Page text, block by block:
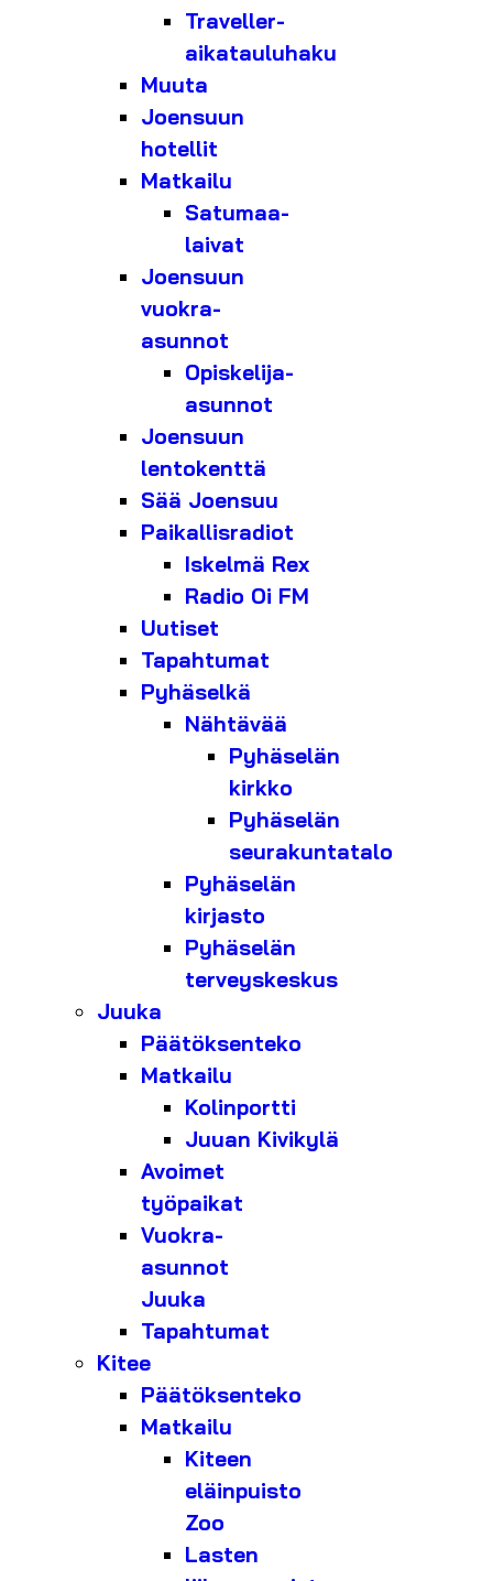
Traveller-
aikatauluhaku
Muuta
Joensuun
hotellit
Matkailu
Satumaa-
laivat
Joensuun
vuokra-
asunnot
Opiskelija-
asunnot
Joensuun
lentokenttä
Sää Joensuu
Paikallisradiot
Iskelmä Rex
Radio Oi FM
Uutiset
Tapahtumat
Pyhäselkä
Nähtävää
Pyhäselän
kirkko
Pyhäselän
seurakuntatalo
Pyhäselän
kirjasto
Pyhäselän
terveyskeskus
Juuka
Päätöksenteko
Matkailu
Kolinportti
Juuan Kivikylä
Avoimet
työpaikat
Vuokra-
asunnot
Juuka
Tapahtumat
Kitee
Päätöksenteko
Matkailu
Kiteen
eläinpuisto
Zoo
Lasten